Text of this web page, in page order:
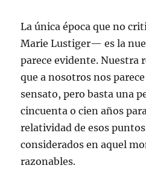
La única época que no
Marie Lustiger— es la
parece evidente. Nuestra
que a nosotros nos
sensato, pero basta una
cincuenta o cien años
relatividad de esos
considerados en aquel
razonables.